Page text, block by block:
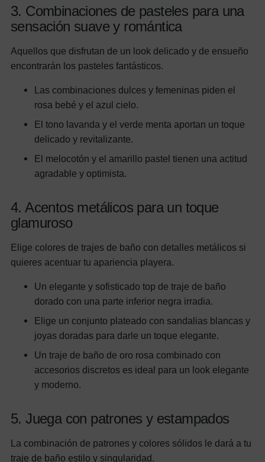
3. Combinaciones de pasteles para una
sensación suave y romántica
Aquellos que disfrutan de un look delicado y de ensueño
encontrarán los pasteles fantásticos.
Las combinaciones dulces y femeninas piden el
rosa bebé y el azul cielo.
El tono lavanda y el verde menta aportan un toque
delicado y revitalizante.
El melocotón y el amarillo pastel tienen una actitud
agradable y optimista.
4. Acentos metálicos para un toque
glamuroso
Elige colores de trajes de baño con detalles metálicos si
quieres acentuar tu apariencia playera.
Un elegante y sofisticado top de traje de baño
dorado con una parte inferior negra irradia.
Elige un conjunto plateado con sandalias blancas y
joyas doradas para darle un toque elegante.
Un traje de baño de oro rosa combinado con
accesorios discretos es ideal para un look elegante
y moderno.
5. Juega con patrones y estampados
La combinación de patrones y colores sólidos le dará a tu
traje de baño estilo y singularidad.